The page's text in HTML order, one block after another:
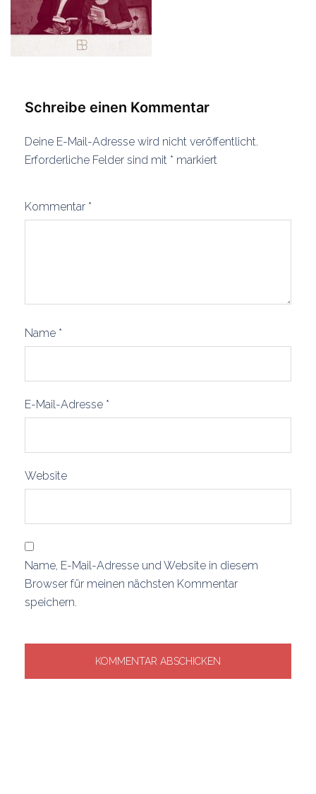
Schreibe einen Kommentar
Deine E-Mail-Adresse wird nicht veröffentlicht.
Erforderliche Felder sind mit * markiert
Kommentar *
Name *
E-Mail-Adresse *
Website
Name, E-Mail-Adresse und Website in diesem
Browser für meinen nächsten Kommentar
speichern.